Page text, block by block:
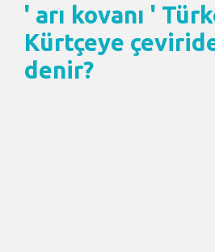
' arı kovanı '
Kürtçeye çeviri
denir?